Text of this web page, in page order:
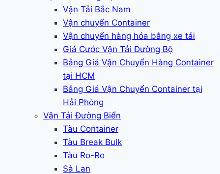
Vận Tải Bắc Nam
Vận chuyển Container
Vận chuyển hàng hóa bằng xe tải
Giá Cước Vận Tải Đường Bộ
Bảng Giá Vận Chuyển Hàng Container
tại HCM
Bảng Giá Vận Chuyển Container tại
Hải Phòng
Vận Tải Đường Biển
Tàu Container
Tàu Break Bulk
Tàu Ro-Ro
Sà Lan